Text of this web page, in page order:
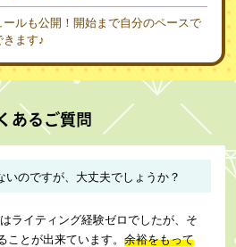
ルも公開！開始まで自分のペースで
ます♪
あるご質問
いのですが、大丈夫でしょうか？
ライティング経験ゼロでしたが、そ
ことが出来ています。 余裕をもって